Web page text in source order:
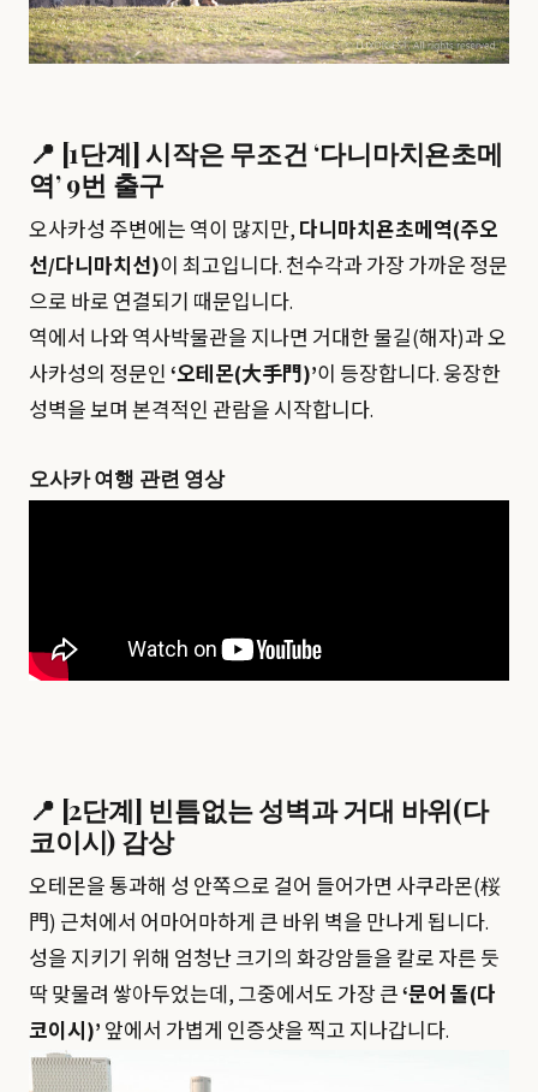
📍 [1단계] 시작은 무조건 ‘다니마치욘초메
역’ 9번 출구
오사카성 주변에는 역이 많지만, 다니마치욘초메역(주오
선/다니마치선)이 최고입니다. 천수각과 가장 가까운 정문
으로 바로 연결되기 때문입니다.
역에서 나와 역사박물관을 지나면 거대한 물길(해자)과 오
사카성의 정문인 ‘오테몬(大手門)’이 등장합니다. 웅장한
성벽을 보며 본격적인 관람을 시작합니다.
오사카 여행 관련 영상
📍 [2단계] 빈틈없는 성벽과 거대 바위(다
코이시) 감상
오테몬을 통과해 성 안쪽으로 걸어 들어가면 사쿠라몬(桜
門) 근처에서 어마어마하게 큰 바위 벽을 만나게 됩니다.
성을 지키기 위해 엄청난 크기의 화강암들을 칼로 자른 듯
딱 맞물려 쌓아두었는데, 그중에서도 가장 큰‘문어 돌(다
코이시)’ 앞에서 가볍게 인증샷을 찍고 지나갑니다.